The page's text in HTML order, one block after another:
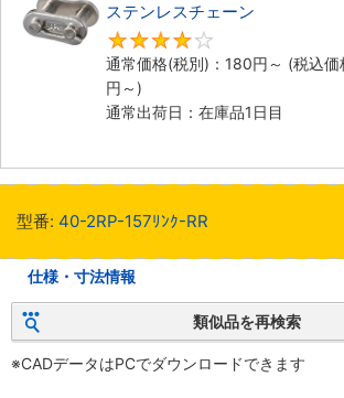
ステンレスチェーン
通常価格(税別)： 180円 ～ (税込価
円 ～)
通常出荷日：在庫品1日目
型番: 40-2RP-157ﾘﾝｸ-RR
仕様・寸法情報
類似品を再検索
※CADデータはPCでダウンロードできます